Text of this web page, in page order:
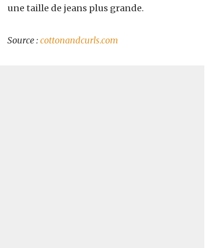
une taille de jeans plus grande.
Source :cottonandcurls.com